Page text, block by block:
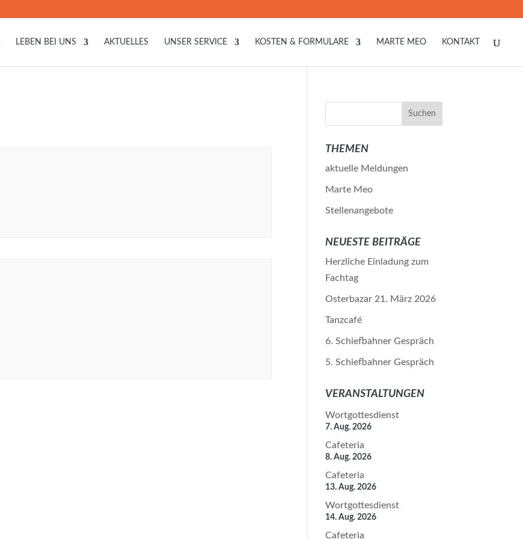
LEBEN BEI UNS AKTUELLES UNSER SERVICE KOSTEN & FORMULARE MARTE MEO KONTAKT
THEMEN
aktuelle Meldungen
Marte Meo
Stellenangebote
NEUESTE BEITRÄGE
Herzliche Einladung zum
Fachtag
Osterbazar 21. März 2026
Tanzcafé
6. Schiefbahner Gespräch
5. Schiefbahner Gespräch
VERANSTALTUNGEN
Wortgottesdienst
7. Aug. 2026
Cafeteria
8. Aug. 2026
Cafeteria
13. Aug. 2026
Wortgottesdienst
14. Aug. 2026
Cafeteria